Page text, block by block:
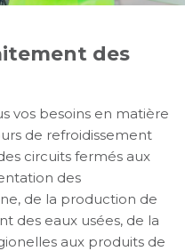
des
vos besoins en matière
de refroidissement
circuits fermés aux
des
de la production de
des eaux usées, de la
aux produits de